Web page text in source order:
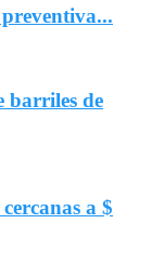
barriles de
a $